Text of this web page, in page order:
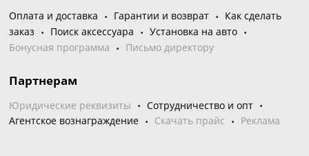
Оплата и доставка Гарантии и возврат
Как сделать
заказ
Поиск аксессуара
Установка на авто
Бонусная программа
Письмо директору
Партнерам
Юридические реквизиты
Сотрудничество и опт
Агентское вознаграждение
Скачать прайс Реклама